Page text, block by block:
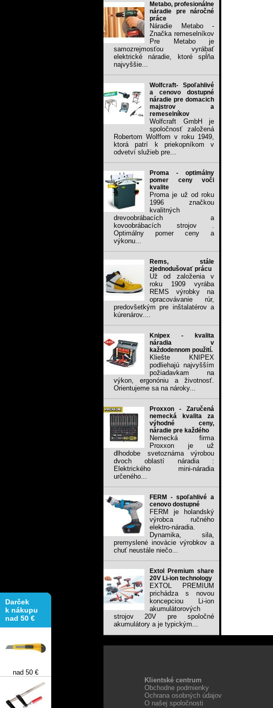
Darček
k nákupu
nad 50 €
Metabo, profesionálne
náradie pre náročné
práce
Náradie Metabo -
Značka remeselníkov
Pre Metabo je
samozrejmosťou vyrábať
elektrické náradie, ktoré spĺňa
najvyššie...
Wolfcraft- Spoľahlivé
a cenovo dostupné
náradie pre domacich
majstrov a
remeselníkov
Wolfcraft GmbH je
spoločnosť založená
Robertom Wolffom v roku 1949,
ktorá patrí k priekopníkom v
odvetví služieb pre...
Proma - optimálny
pomer ceny voči
kvalite
Proma je už od roku
1996 značkou
kvalitných
drevoobrábacích a
kovoobrábacích strojov .
Optimálny pomer ceny a
výkonu...
Rems, stále
zjednodušovať prácu
Už od založenia v
roku 1909 vyrába
REMS výrobky na
opracovávanie rúr,
predovšetkým pre inštalatérov a
kúrenárov....
Knipex - kvalita
náradia v
každodennom použití.
Kliešte KNIPEX
podliehajú najvyšším
požiadavkam na
výkon, ergonóniu a životnosť.
Orientujeme sa na nároky...
Proxxon - Zaručená
nemecká kvalita za
výhodné ceny,
náradie pre každého
Nemecká firma
Proxxon je už
dlhodobe svetoznáma výrobou
dvoch oblastí náradia :
Elektrického mini-náradia
určeného...
FERM - spoľahlivé a
cenovo dostupné
FERM je holandský
výrobca ručného
elektro-náradia.
Dynamika, sila,
premyslené inovácie výrobkov a
chuť neustále niečo...
Extol Premium share
20V Li-ion technology
EXTOL PREMIUM
prichádza s novou
koncepciou Li-ion
akumulátorových
strojov 20V pre spoločné
akumulátory a je typickým...
Klientské centrum
Obchodne podmienky
Ochrana osobných údajov
O našej spoločnosti